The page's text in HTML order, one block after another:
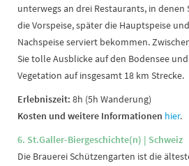
unterwegs an drei Restaurants, in denen
die Vorspeise, später die Hauptspeise
Nachspeise serviert bekommen.
Sie tolle Ausblicke auf den Bodensee
Vegetation auf insgesamt 18 km Strecke.
Erlebniszeit: 8h (5h Wanderung)
Kosten und weitere Informationen hier.
6. St.Galler-Biergeschichte(n) | Schweiz
Die Brauerei Schützengarten ist die